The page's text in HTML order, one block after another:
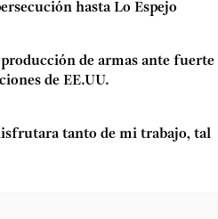
hasta Lo Espejo
de armas ante fuerte
de EE.UU.
tanto de mi trabajo, tal